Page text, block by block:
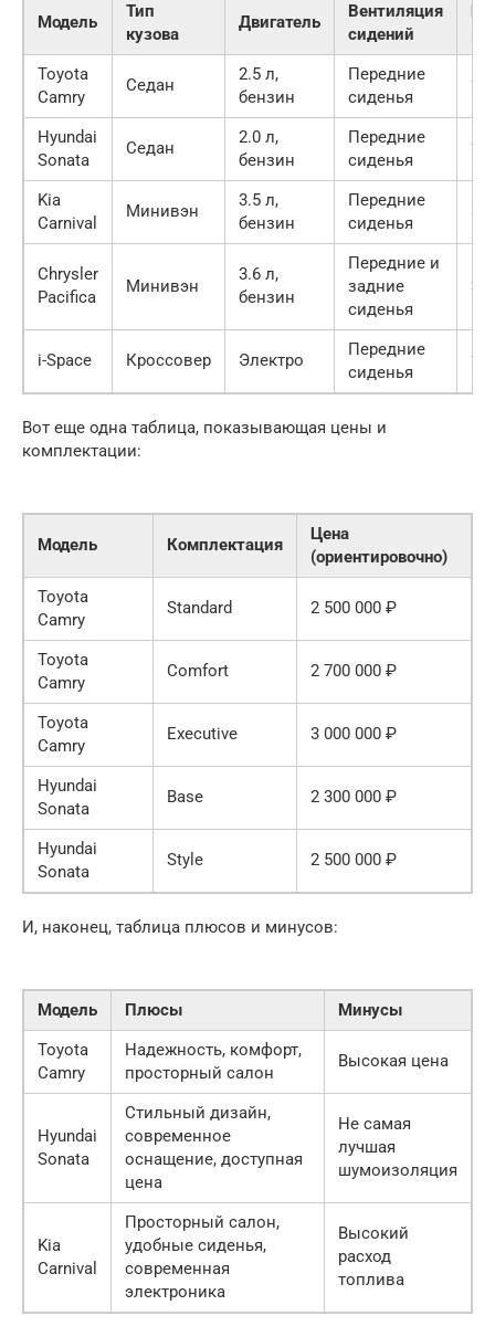
Модель
Тип
кузова
Двигатель
Вентиляция
сидений
Toyota
Camry
Седан
2.5 л,
бензин
Передние
сиденья
2
Hyundai
Sonata
Седан
2.0 л,
бензин
Передние
сиденья
2
Kia
Carnival
Минивэн
3.5 л,
бензин
Передние
сиденья
3
Chrysler
Pacifica
Минивэн
3.6 л,
бензин
Передние и
задние
сиденья
3
i-Space Кроссовер Электро
Передние
сиденья
2
Вот еще одна таблица, показывающая цены и
комплектации:
Модель Комплектация
Цена
(ориентировочно)
Toyota
Camry
Standard 2 500 000 ₽
Toyota
Camry
Comfort 2 700 000 ₽
Toyota
Camry
Executive 3 000 000 ₽
Hyundai
Sonata
Base 2 300 000 ₽
Hyundai
Sonata
Style 2 500 000 ₽
И, наконец, таблица плюсов и минусов:
Модель Плюсы
Минусы
Toyota
Camry
Надежность, комфорт,
просторный салон
Высокая цена
Hyundai
Sonata
Стильный дизайн,
современное
оснащение, доступная
цена
Не самая
лучшая
шумоизоляция
Kia
Carnival
Просторный салон,
удобные сиденья,
современная
электроника
Высокий
расход
топлива